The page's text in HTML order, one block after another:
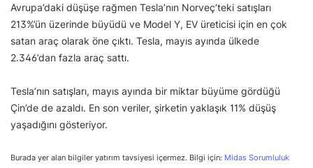
Avrupa’daki düşüşe rağmen Tesla’nın Norveç’teki satışları
213%’ün üzerinde büyüdü ve Model Y, EV üreticisi için en çok
satan araç olarak öne çıktı. Tesla, mayıs ayında ülkede
2.346’dan fazla araç sattı.
Tesla’nın satışları, mayıs ayında bir miktar büyüme gördüğü
Çin’de de azaldı. En son veriler, şirketin yaklaşık 11% düşüş
yaşadığını gösteriyor.
Burada yer alan bilgiler yatırım tavsiyesi içermez. Bilgi için: Midas Sorumluluk